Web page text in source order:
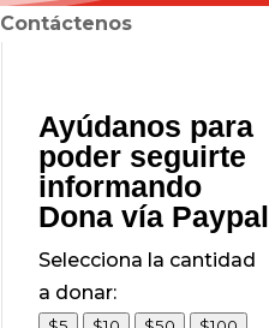
Contáctenos
Ayúdanos para
poder seguirte
informando
Dona vía Paypal
Selecciona la cantidad
a donar: